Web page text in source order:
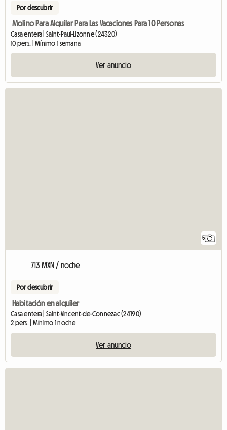
Por descubrir
Molino Para Alquilar Para Las Vacaciones Para 10 Personas
Casa entera | Saint-Paul-Lizonne (24320)
10 pers. | Mínimo 1 semana
Ver anuncio
5
713 MXN / noche
Por descubrir
Habitación en alquiler
Casa entera | Saint-Vincent-de-Connezac (24190)
2 pers. | Mínimo 1 noche
Ver anuncio